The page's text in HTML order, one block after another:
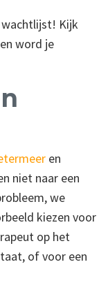
wachtlijst! Kijk
en word je
en
niet naar een
we
kiezen voor
op het
of voor een